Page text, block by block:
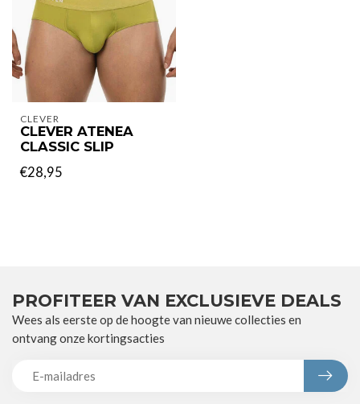
CLEVER
CLEVER ATENEA
CLASSIC SLIP
€28,95
PROFITEER VAN EXCLUSIEVE DEALS
Wees als eerste op de hoogte van nieuwe collecties en
ontvang onze kortingsacties